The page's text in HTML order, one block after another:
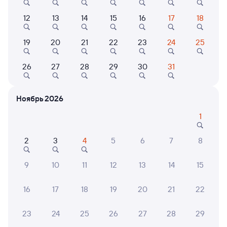
Костылево
09:53 16:50
6 ч 57 м в пути
ближайшие: 20, 27 августа, 9 сентября
Маршрут
от 2 ⁠447 ⁠₽ 3 ⁠237 ⁠₽
Выберите дату
12 13 14 15 16 17 18
19 20 21 22 23 24 25
26 27 28 29 30 31
Ноябрь 2026
1
2 3 4 5 6 7 8
9 10 11 12 13 14 15
16 17 18 19 20 21 22
23 24 25 26 27 28 29